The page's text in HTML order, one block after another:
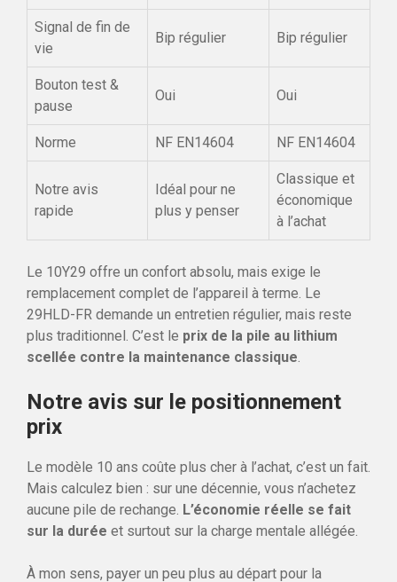
Signal de fin de
vie
Bip régulier Bip régulier
Bouton test &
pause
Oui Oui
Norme NF EN14604 NF EN14604
Notre avis
rapide
Idéal pour ne
plus y penser
Classique et
économique
à l’achat
Le 10Y29 offre un confort absolu, mais exige le
remplacement complet de l’appareil à terme. Le
29HLD-FR demande un entretien régulier, mais reste
plus traditionnel. C’est le prix de la pile au lithium
scellée contre la maintenance classique
Notre avis sur le positionnement
prix
Le modèle 10 ans coûte plus cher à l’achat, c’est un fait.
Mais calculez bien : sur une décennie, vous n’achetez
aucune pile de rechange. L’économie réelle se fait
sur la durée et surtout sur la charge mentale allégée.
À mon sens, payer un peu plus au départ pour la